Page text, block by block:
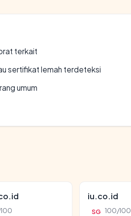
terkait
sertifikat lemah terdeteksi
umum
iu.co.id
SG 100/100